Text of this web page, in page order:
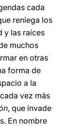
cada
reniega los
y las raíces
muchos
en otras
forma de
a la
vez más
, que invade
En nombre